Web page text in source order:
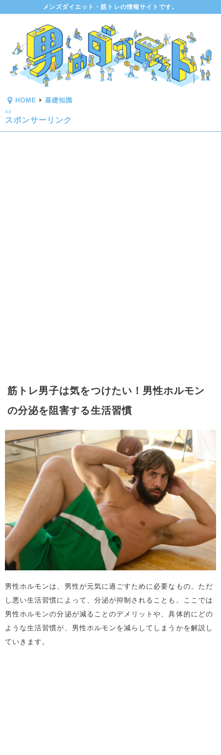
メンズダイエット・筋トレの情報サイトです。
HOME 基礎知識
Ad
スポンサーリンク
筋トレ男子は気をつけたい！男性ホルモン
の分泌を阻害する生活習慣
男性ホルモンは、男性が元気に過ごすために必要なもの。ただ
し悪い生活習慣によって、分泌が抑制されることも。ここでは
男性ホルモンの分泌が減ることのデメリットや、具体的にどの
ような生活習慣が、男性ホルモンを減らしてしまうかを解説し
ていきます。